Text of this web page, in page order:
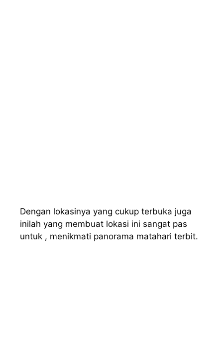
Dengan lokasinya yang cukup terbuka juga
inilah yang membuat lokasi ini sangat pas
untuk , menikmati panorama matahari terbit.